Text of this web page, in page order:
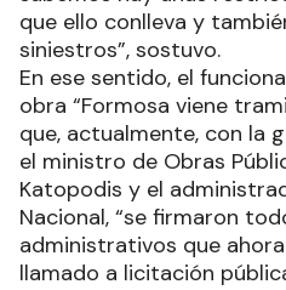
que ello conlleva y
siniestros”, sostuvo.
En ese sentido, el
obra “Formosa viene
que, actualmente, con la
el ministro de Obras
Katopodis y el
Nacional, “se firmaron
administrativos que
llamado a licitación